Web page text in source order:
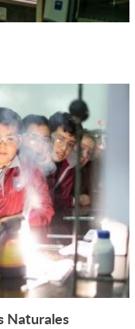
Naturales